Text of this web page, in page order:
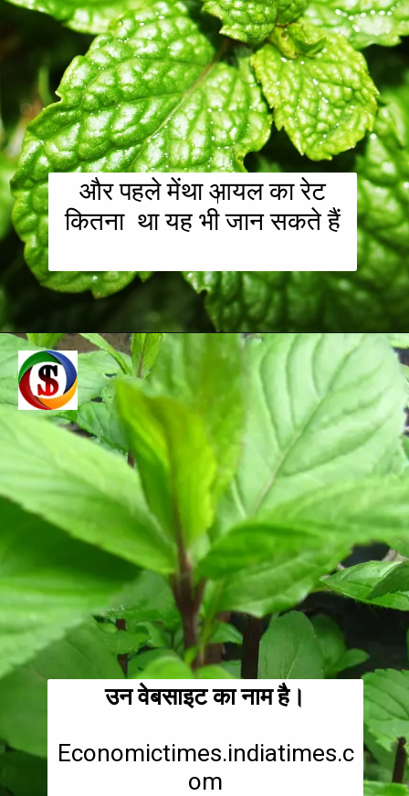
और पहले मेंथा आयल का रेट
कितना था यह भी जान सकते हैं
उन वेबसाइट का नाम है।
Economictimes.indiatimes.c
om